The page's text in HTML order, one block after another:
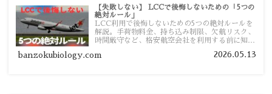
【失敗しない】 LCCで後悔しないための「5つの
絶対ルール」
LCC利用で後悔しないための5つの絶対ルールを
解説。手荷物料金、持ち込み制限、欠航リスク、
時間厳守など、格安航空会社を利用する前に知っ
す。
banzokubiology.com 2026.05.13